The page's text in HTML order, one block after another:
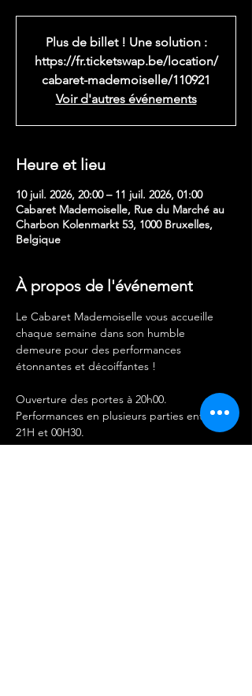
Plus de billet ! Une solution :
https://fr.ticketswap.be/location/
cabaret-mademoiselle/110921
Voir d'autres événements
Heure et lieu
10 juil. 2026, 20:00 – 11 juil. 2026, 01:00
Cabaret Mademoiselle, Rue du Marché au
Charbon Kolenmarkt 53, 1000 Bruxelles,
Belgique
À propos de l'événement
Le Cabaret Mademoiselle vous accueille
chaque semaine dans son humble
demeure pour des performances
étonnantes et décoiffantes !
Ouverture des portes à 20h00.
Performances en plusieurs parties entre
21H et 00H30.